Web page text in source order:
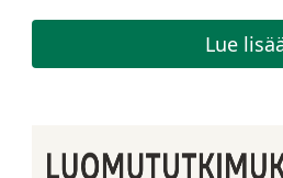
Lue